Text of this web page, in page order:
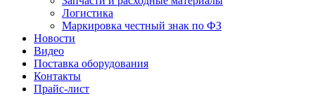
Логистика
Маркировка честный знак по ФЗ
Новости
Видео
Поставка оборудования
Контакты
Прайс-лист